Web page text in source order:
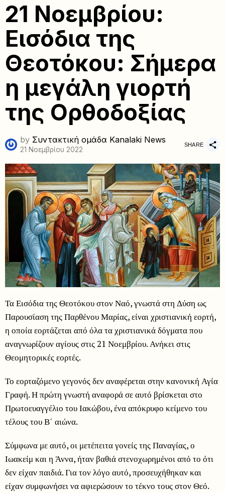
21 Νοεμβρίου:
Εισόδια της
Θεοτόκου: Σήμερα
η μεγάλη γιορτή
της Ορθοδοξίας
by Συντακτική ομάδα Kanalaki News
21 Νοεμβρίου 2022
SHARE
Τα Εισόδια της Θεοτόκου στον Ναό, γνωστά στη Δύση ως
Παρουσίαση της Παρθένου Μαρίας, είναι χριστιανική εορτή,
η οποία εορτάζεται από όλα τα χριστιανικά δόγματα που
αναγνωρίζουν αγίους στις 21 Νοεμβρίου. Ανήκει στις
Θεομητορικές εορτές.
Το εορταζόμενο γεγονός δεν αναφέρεται στην κανονική Αγία
Γραφή. Η πρώτη γνωστή αναφορά σε αυτό βρίσκεται στο
Πρωτοευαγγέλιο του Ιακώβου, ένα απόκρυφο κείμενο του
τέλους του Β΄ αιώνα.
Σύμφωνα με αυτό, οι μετέπειτα γονείς της Παναγίας, ο
Ιωακείμ και η Άννα, ήταν βαθιά στενοχωρημένοι από το ότι
δεν είχαν παιδιά. Για τον λόγο αυτό, προσευχήθηκαν και
είχαν συμφωνήσει να αφιερώσουν το τέκνο τους στον Θεό.